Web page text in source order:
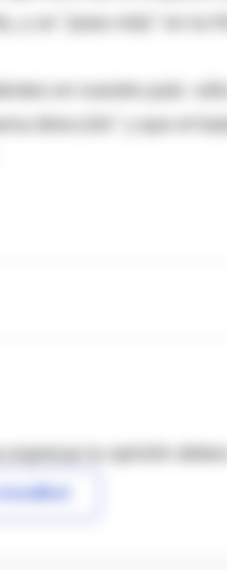
en nuestro país -
dirección" y que el
tu opinión